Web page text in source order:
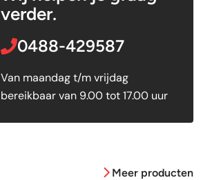
verder.
0488-429587
Van maandag t/m vrijdag
bereikbaar van 9.00 tot 17.00 uur
Meer producten